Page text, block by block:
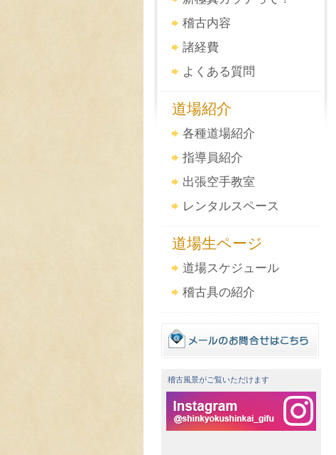
稽古内容
諸経費
よくある質問
道場紹介
各種道場紹介
指導員紹介
出張空手教室
レンタルスペース
道場生ページ
道場スケジュール
稽古具の紹介
稽古風景がご覧いただけます